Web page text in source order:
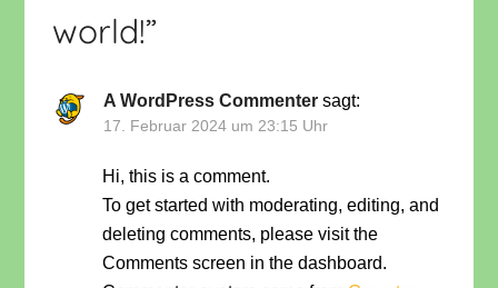
world!”
A WordPress Commenter sagt:
17. Februar 2024 um 23:15 Uhr
Hi, this is a comment.
To get started with moderating, editing, and
deleting comments, please visit the
Comments screen in the dashboard.